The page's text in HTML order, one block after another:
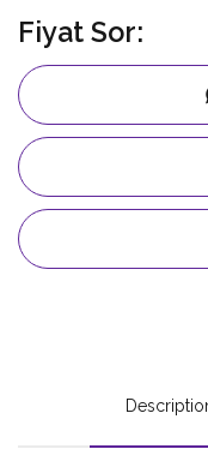
Fiyat Sor: